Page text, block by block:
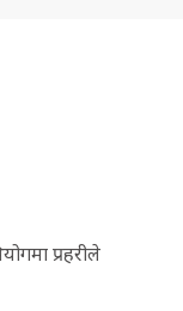
प्रहरीले